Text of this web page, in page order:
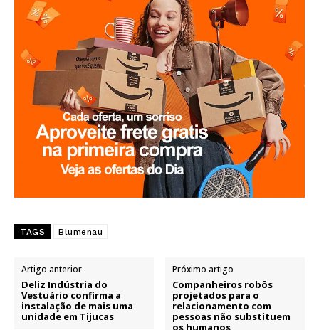
TAGS Blumenau
Artigo anterior
Deliz Indústria do
Vestuário confirma a
instalação de mais uma
unidade em Tijucas
Próximo artigo
Companheiros robôs
projetados para o
relacionamento com
pessoas não substituem
os humanos